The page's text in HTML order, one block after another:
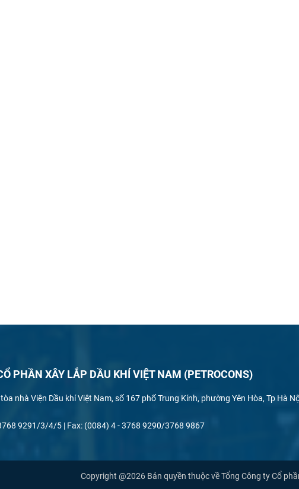
PHẦN XÂY LẮP DẦU KHÍ VIỆT NAM (PETROCONS)
nhà Viện Dầu khí Việt Nam, số 167 phố Trung Kính, phường Yên Hòa, Tp Hà
9291/3/4/5 | Fax: (0084) 4 - 3768 9290/3768 9867
Copyright @2026 Bản quyền thuộc về Tổng Công ty Cổ